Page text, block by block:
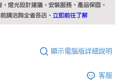
顯示電腦版詳細說明
客服